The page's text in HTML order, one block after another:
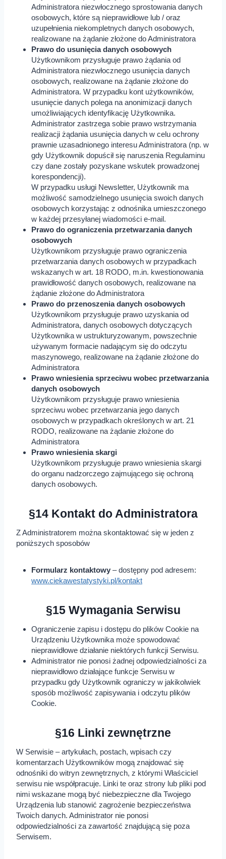
Administratora niezwłocznego sprostowania danych
osobowych, które są nieprawidłowe lub / oraz
uzupełnienia niekompletnych danych osobowych,
realizowane na żądanie złożone do Administratora
Prawo do usunięcia danych osobowych
Użytkownikom przysługuje prawo żądania od
Administratora niezwłocznego usunięcia danych
osobowych, realizowane na żądanie złożone do
Administratora. W przypadku kont użytkowników,
usunięcie danych polega na anonimizacji danych
umożliwiających identyfikację Użytkownika.
Administrator zastrzega sobie prawo wstrzymania
realizacji żądania usunięcia danych w celu ochrony
prawnie uzasadnionego interesu Administratora (np. w
gdy Użytkownik dopuścił się naruszenia Regulaminu
czy dane zostały pozyskane wskutek prowadzonej
korespondencji).
W przypadku usługi Newsletter, Użytkownik ma
możliwość samodzielnego usunięcia swoich danych
osobowych korzystając z odnośnika umieszczonego
w każdej przesyłanej wiadomości e-mail.
Prawo do ograniczenia przetwarzania danych
osobowych
Użytkownikom przysługuje prawo ograniczenia
przetwarzania danych osobowych w przypadkach
wskazanych w art. 18 RODO, m.in. kwestionowania
prawidłowość danych osobowych, realizowane na
żądanie złożone do Administratora
Prawo do przenoszenia danych osobowych
Użytkownikom przysługuje prawo uzyskania od
Administratora, danych osobowych dotyczących
Użytkownika w ustrukturyzowanym, powszechnie
używanym formacie nadającym się do odczytu
maszynowego, realizowane na żądanie złożone do
Administratora
Prawo wniesienia sprzeciwu wobec przetwarzania
danych osobowych
Użytkownikom przysługuje prawo wniesienia
sprzeciwu wobec przetwarzania jego danych
osobowych w przypadkach określonych w art. 21
RODO, realizowane na żądanie złożone do
Administratora
Prawo wniesienia skargi
Użytkownikom przysługuje prawo wniesienia skargi
do organu nadzorczego zajmującego się ochroną
danych osobowych.
§14 Kontakt do Administratora
Z Administratorem można skontaktować się w jeden z
poniższych sposobów
Formularz kontaktowy – dostępny pod adresem:
www.ciekawestatystyki.pl/kontakt
§15 Wymagania Serwisu
Ograniczenie zapisu i dostępu do plików Cookie na
Urządzeniu Użytkownika może spowodować
nieprawidłowe działanie niektórych funkcji Serwisu.
Administrator nie ponosi żadnej odpowiedzialności za
nieprawidłowo działające funkcje Serwisu w
przypadku gdy Użytkownik ograniczy w jakikolwiek
sposób możliwość zapisywania i odczytu plików
Cookie.
§16 Linki zewnętrzne
W Serwisie – artykułach, postach, wpisach czy
komentarzach Użytkowników mogą znajdować się
odnośniki do witryn zewnętrznych, z którymi Właściciel
serwisu nie współpracuje. Linki te oraz strony lub pliki pod
nimi wskazane mogą być niebezpieczne dla Twojego
Urządzenia lub stanowić zagrożenie bezpieczeństwa
Twoich danych. Administrator nie ponosi
odpowiedzialności za zawartość znajdującą się poza
Serwisem.